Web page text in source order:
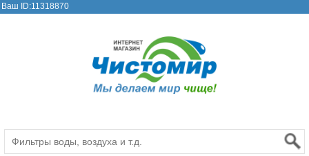
Ваш ID:11318870